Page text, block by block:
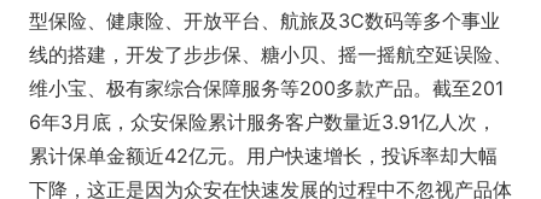
型保险、健康险、开放平台、航旅及3C数码等多个事业
线的搭建，开发了步步保、糖小贝、摇一摇航空延误险、
维小宝、极有家综合保障服务等200多款产品。截至201
6年3月底，众安保险累计服务客户数量近3.91亿人次，
累计保单金额近42亿元。用户快速增长，投诉率却大幅
下降，这正是因为众安在快速发展的过程中不忽视产品体